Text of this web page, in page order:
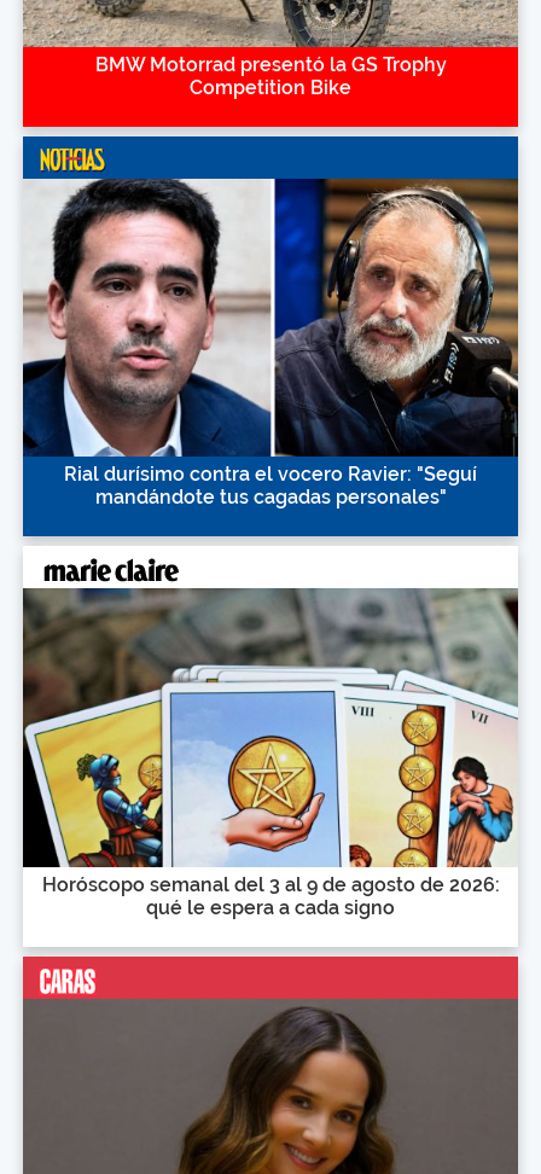
BMW Motorrad presentó la GS Trophy
Competition Bike
Rial durísimo contra el vocero Ravier: "Seguí
mandándote tus cagadas personales"
Horóscopo semanal del 3 al 9 de agosto de 2026:
qué le espera a cada signo